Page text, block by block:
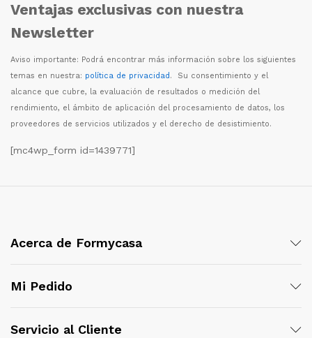
Ventajas exclusivas con nuestra
Newsletter
Aviso importante: Podrá encontrar más información sobre los siguientes
temas en nuestra: política de privacidad. Su consentimiento y el
alcance que cubre, la evaluación de resultados o medición del
rendimiento, el ámbito de aplicación del procesamiento de datos, los
proveedores de servicios utilizados y el derecho de desistimiento.
[mc4wp_form id=1439771]
Acerca de Formycasa
Mi Pedido
Servicio al Cliente